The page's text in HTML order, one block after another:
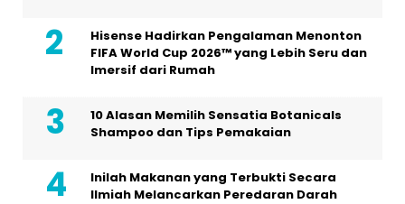
Hisense Hadirkan Pengalaman Menonton
FIFA World Cup 2026™ yang Lebih Seru dan
Imersif dari Rumah
10 Alasan Memilih Sensatia Botanicals
Shampoo dan Tips Pemakaian
Inilah Makanan yang Terbukti Secara
Ilmiah Melancarkan Peredaran Darah